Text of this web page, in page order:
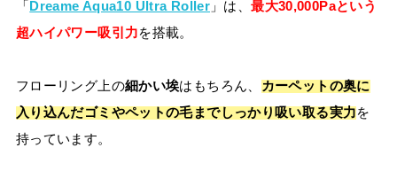
「Dreame Aqua10 Ultra Roller 」は、最大30,000Paという
超ハイパワー吸引力を搭載。
フローリング上の細かい埃はもちろん、
カーペットの奥に
入り込んだゴミやペットの毛までしっかり吸い取る実力を
持っています。